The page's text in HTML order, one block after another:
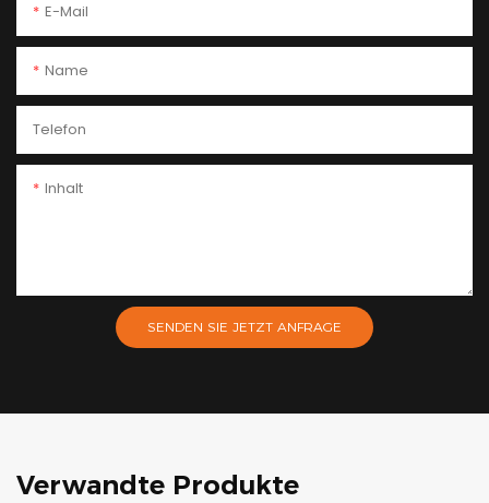
E-Mail
Name
Telefon
Inhalt
SENDEN SIE JETZT ANFRAGE
Verwandte Produkte